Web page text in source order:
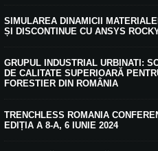
SIMULAREA DINAMICII
ȘI DISCONTINUE CU ANSYS
GRUPUL INDUSTRIAL URBINATI:
DE CALITATE SUPERIOARĂ
FORESTIER DIN ROMÂNIA
TRENCHLESS ROMANIA
EDIȚIA A 8-A, 6 IUNIE 2024